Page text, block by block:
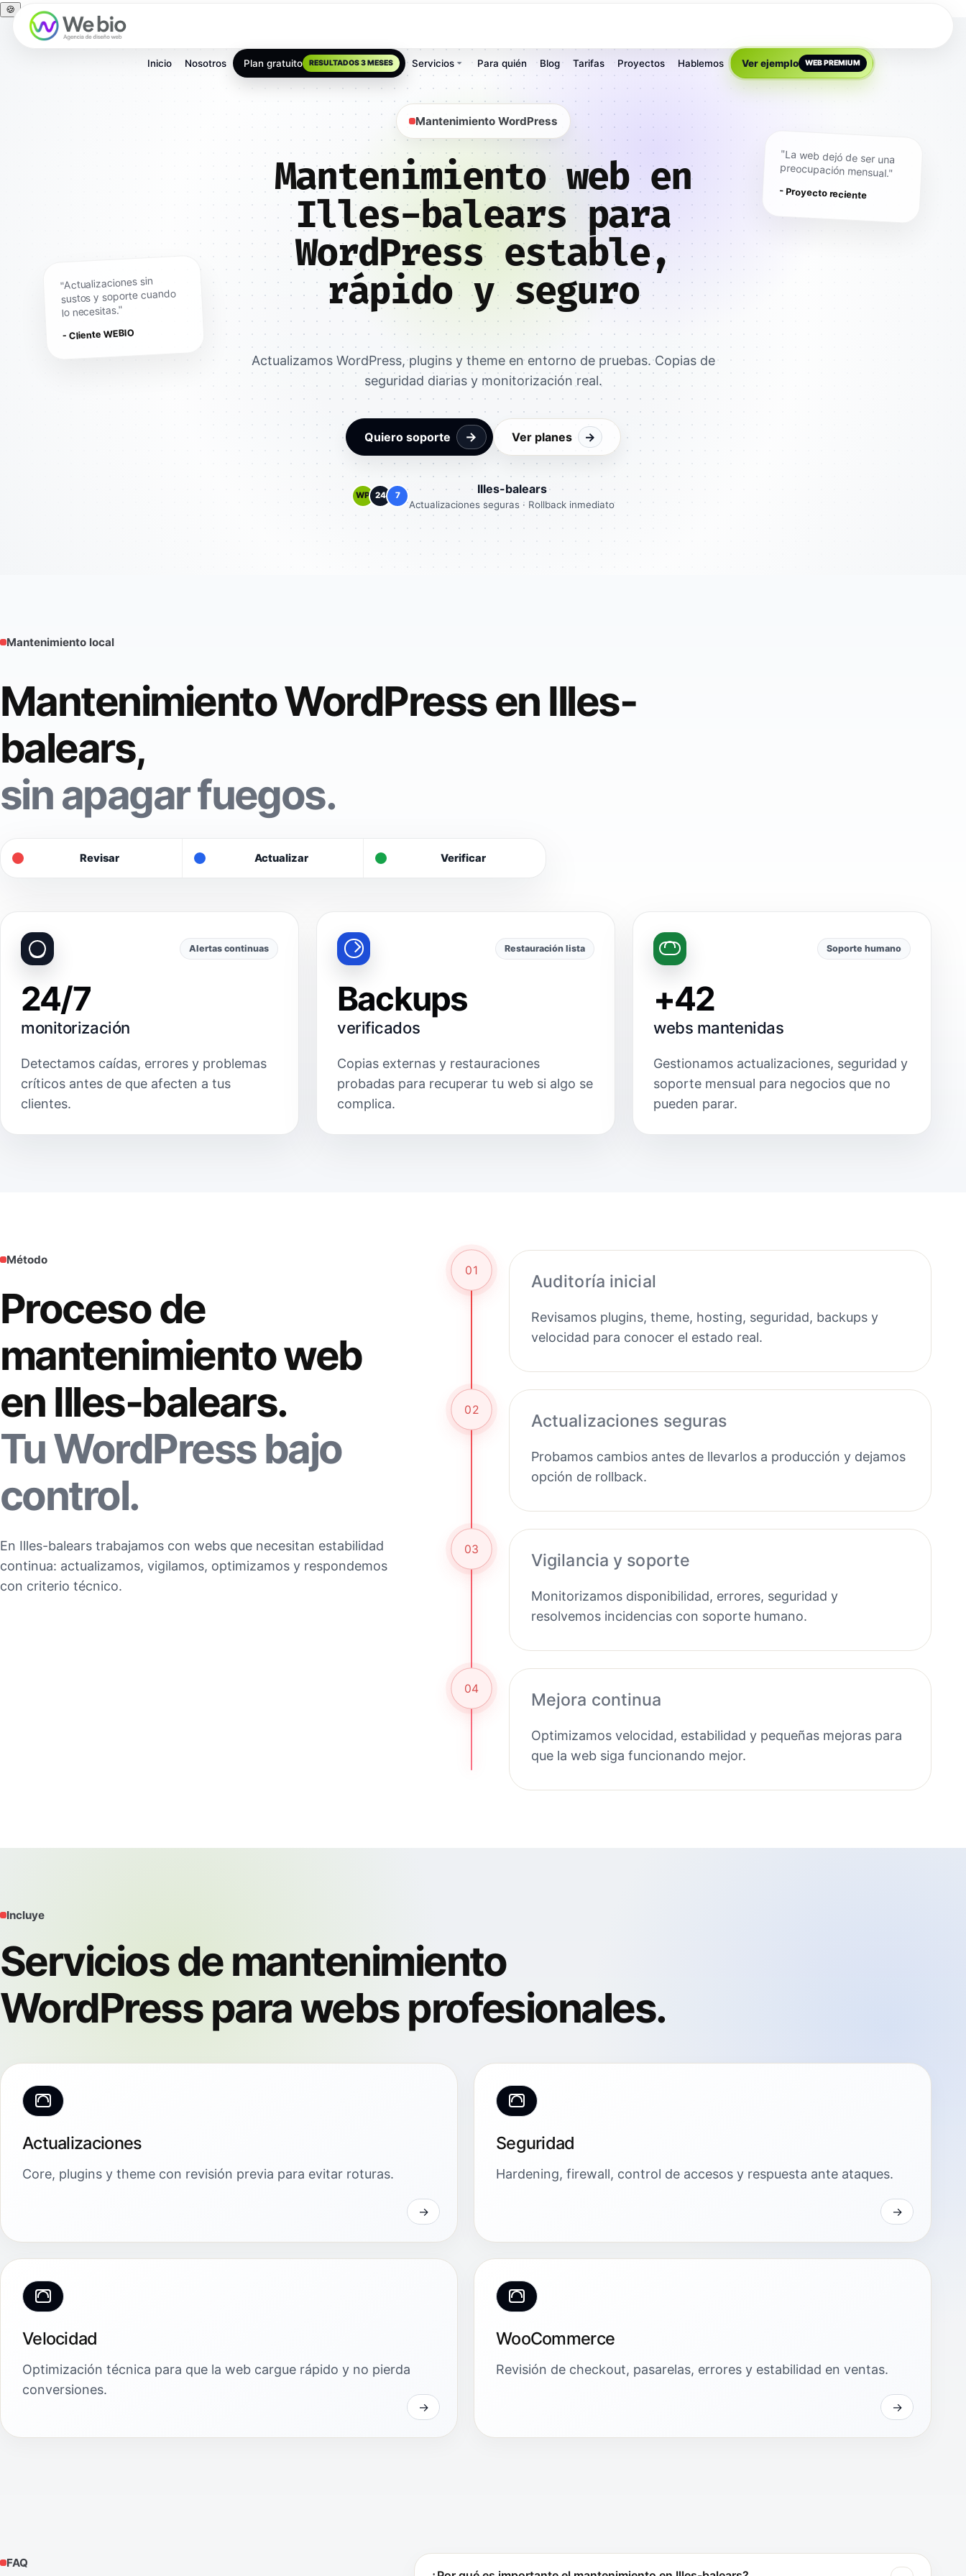
🍪
Inicio Nosotros Plan gratuito RESULTADOS 3 MESES Servicios Para quién Blog Tarifas Proyectos Hablemos Ver ejemplo WEB PREMIUM
"Actualizaciones sin
sustos y soporte cuando
lo necesitas."
- Cliente WEBIO
Mantenimiento WordPress
Mantenimiento web en
Illes-balears para
WordPress estable,
rápido y seguro
Actualizamos WordPress, plugins y theme en entorno de pruebas. Copias de
seguridad diarias y monitorización real.
Quiero soporte → Ver planes →
WP 24 7 Illes-balears
Actualizaciones seguras · Rollback inmediato
"La web dejó de ser una
preocupación mensual."
- Proyecto reciente
Mantenimiento local
Mantenimiento WordPress en Illes-
balears,
sin apagar fuegos.
Revisar Actualizar Verificar
Alertas continuas
24/7
monitorización
Detectamos caídas, errores y problemas
críticos antes de que afecten a tus
clientes.
Restauración lista
Backups
verificados
Copias externas y restauraciones
probadas para recuperar tu web si algo se
complica.
Soporte humano
+42
webs mantenidas
Gestionamos actualizaciones, seguridad y
soporte mensual para negocios que no
pueden parar.
Método
Proceso de
mantenimiento web
en Illes-balears.
Tu WordPress bajo
control.
En Illes-balears trabajamos con webs que necesitan estabilidad
continua: actualizamos, vigilamos, optimizamos y respondemos
con criterio técnico.
01
Auditoría inicial
Revisamos plugins, theme, hosting, seguridad, backups y
velocidad para conocer el estado real.
02
Actualizaciones seguras
Probamos cambios antes de llevarlos a producción y dejamos
opción de rollback.
03
Vigilancia y soporte
Monitorizamos disponibilidad, errores, seguridad y
resolvemos incidencias con soporte humano.
04
Mejora continua
Optimizamos velocidad, estabilidad y pequeñas mejoras para
que la web siga funcionando mejor.
Incluye
Servicios de mantenimiento
WordPress para webs profesionales.
Actualizaciones
Core, plugins y theme con revisión previa para evitar roturas.
Seguridad
Hardening, firewall, control de accesos y respuesta ante ataques.
Velocidad
Optimización técnica para que la web cargue rápido y no pierda
conversiones.
WooCommerce
Revisión de checkout, pasarelas, errores y estabilidad en ventas.
FAQ